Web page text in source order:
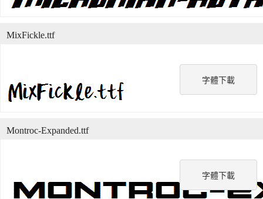
字體下載
MixFickle.ttf
字體下載
Montroc-Expanded.ttf